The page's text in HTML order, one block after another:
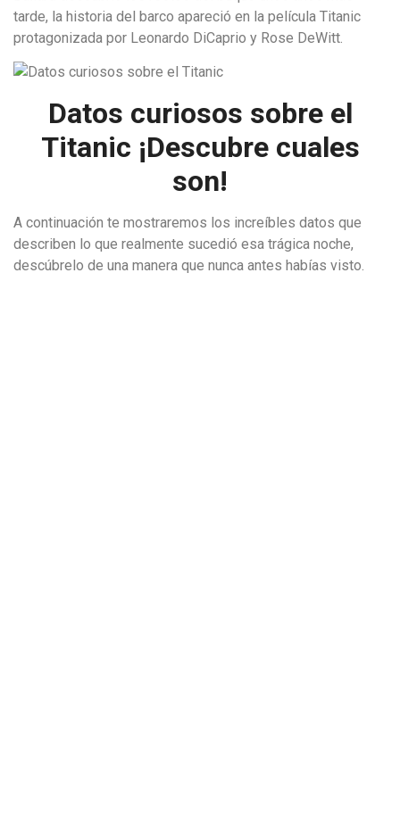
tarde, la historia del barco apareció en la película Titanic
protagonizada por Leonardo DiCaprio y Rose DeWitt.
Datos curiosos sobre el
Titanic ¡Descubre cuales
son!
A continuación te mostraremos los increíbles datos que
describen lo que realmente sucedió esa trágica noche,
descúbrelo de una manera que nunca antes habías visto.